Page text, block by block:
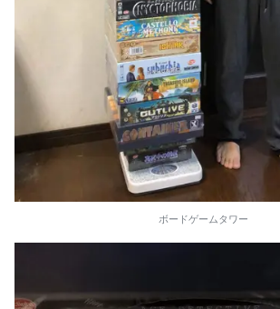
ボードゲームタワー